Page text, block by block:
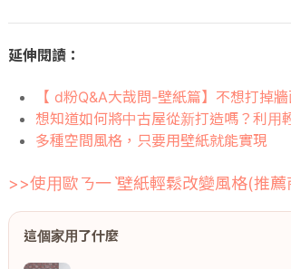
延伸閱讀：
【 d粉Q&A大哉問-壁紙篇】不想打掉
想知道如何將中古屋從新打造嗎？利用
多種空間風格，只要用壁紙就能實現
>>使用歐ㄋ一ˋ壁紙輕鬆改變風格(推薦
這個家用了什麼